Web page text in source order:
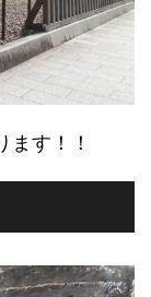
す！！